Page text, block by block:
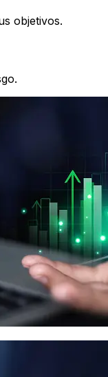
objetivos.